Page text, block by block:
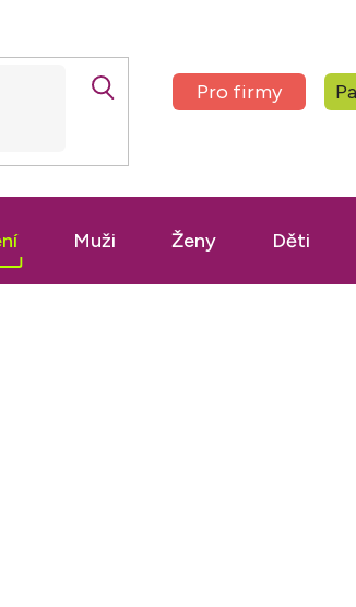
Pro firmy
Muži Ženy Děti